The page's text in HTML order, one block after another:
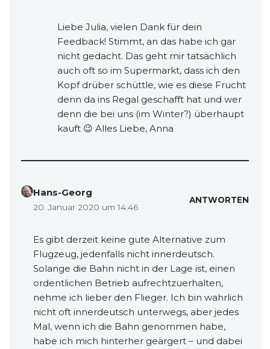
Liebe Julia, vielen Dank für dein
Feedback! Stimmt, an das habe ich gar
nicht gedacht. Das geht mir tatsächlich
auch oft so im Supermarkt, dass ich den
Kopf drüber schüttle, wie es diese Frucht
denn da ins Regal geschafft hat und wer
denn die bei uns (im Winter?) überhaupt
kauft 😉 Alles Liebe, Anna
Hans-Georg
20. Januar 2020 um 14:46
ANTWORTEN
Es gibt derzeit keine gute Alternative zum
Flugzeug, jedenfalls nicht innerdeutsch.
Solange die Bahn nicht in der Lage ist, einen
ordentlichen Betrieb aufrechtzuerhalten,
nehme ich lieber den Flieger. Ich bin wahrlich
nicht oft innerdeutsch unterwegs, aber jedes
Mal, wenn ich die Bahn genommen habe,
habe ich mich hinterher geärgert – und dabei